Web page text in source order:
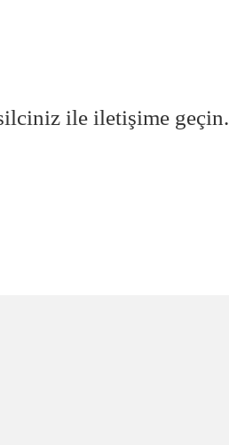
ile iletişime geçin.